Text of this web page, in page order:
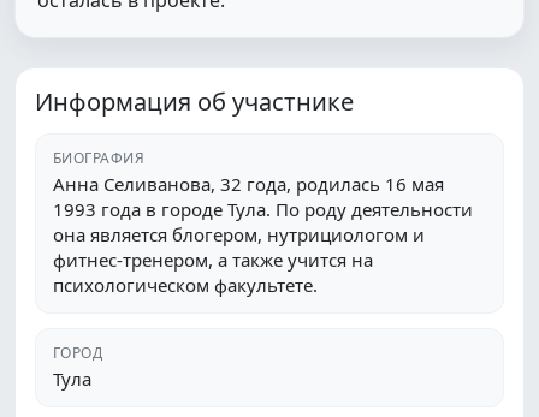
Информация об участнике
БИОГРАФИЯ
Анна Селиванова, 32 года, родилась 16 мая
1993 года в городе Тула. По роду деятельности
она является блогером, нутрициологом и
фитнес-тренером, а также учится на
психологическом факультете.
ГОРОД
Тула